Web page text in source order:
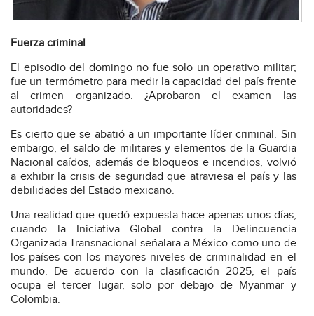
Fuerza criminal
El episodio del domingo no fue solo un operativo militar;
fue un termómetro para medir la capacidad del país frente
al crimen organizado. ¿Aprobaron el examen las
autoridades?
Es cierto que se abatió a un importante líder criminal. Sin
embargo, el saldo de militares y elementos de la Guardia
Nacional caídos, además de bloqueos e incendios, volvió
a exhibir la crisis de seguridad que atraviesa el país y las
debilidades del Estado mexicano.
Una realidad que quedó expuesta hace apenas unos días,
cuando la Iniciativa Global contra la Delincuencia
Organizada Transnacional señalara a México como uno de
los países con los mayores niveles de criminalidad en el
mundo. De acuerdo con la clasificación 2025, el país
ocupa el tercer lugar, solo por debajo de Myanmar y
Colombia.